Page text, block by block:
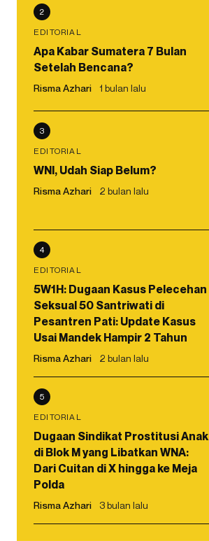
2
EDITORIAL
Apa Kabar Sumatera 7 Bulan
Setelah Bencana?
Risma Azhari 1 bulan lalu
3
EDITORIAL
WNI, Udah Siap Belum?
Risma Azhari 2 bulan lalu
4
EDITORIAL
5W1H: Dugaan Kasus Pelecehan
Seksual 50 Santriwati di
Pesantren Pati: Update Kasus
Usai Mandek Hampir 2 Tahun
Risma Azhari 2 bulan lalu
5
EDITORIAL
Dugaan Sindikat Prostitusi Anak
di Blok M yang Libatkan WNA:
Dari Cuitan di X hingga ke Meja
Polda
Risma Azhari 3 bulan lalu